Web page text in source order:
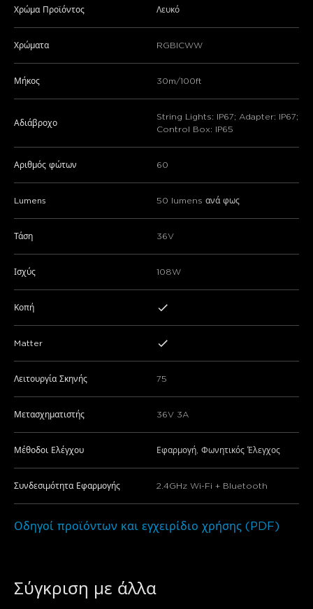
Χρώμα Προϊόντος Λευκό
Χρώματα RGBICWW
Μήκος 30m/100ft
Αδιάβροχο
String Lights: IP67; Adapter: IP67;
Control Box: IP65
Αριθμός φώτων 60
Lumens 50 lumens ανά φως
Τάση 36V
Ισχύς 108W
Κοπή
Matter
Λειτουργία Σκηνής 75
Μετασχηματιστής 36V 3A
Μέθοδοι Ελέγχου Εφαρμογή, Φωνητικός Έλεγχος
Συνδεσιμότητα Εφαρμογής 2.4GHz Wi-Fi + Bluetooth
Οδηγοί προϊόντων και εγχειρίδιο χρήσης (PDF)
Σύγκριση με άλλα